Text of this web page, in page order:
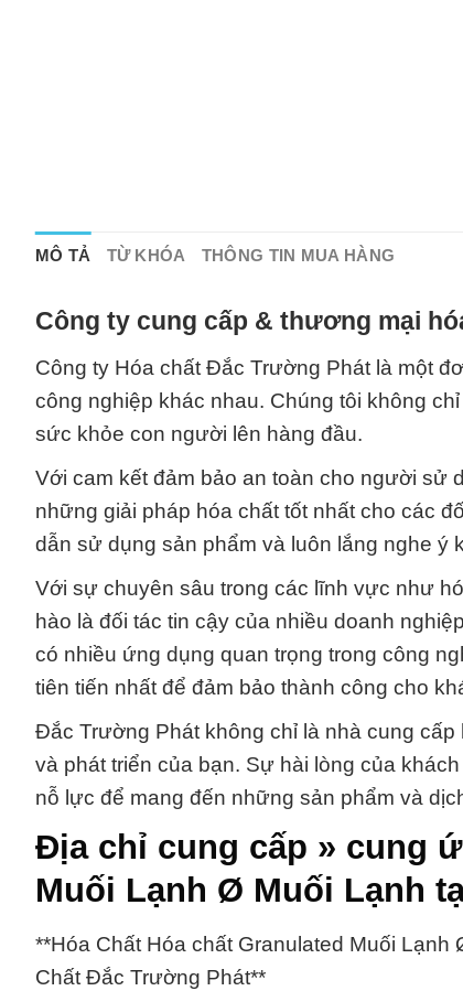
MÔ TẢ TỪ KHÓA THÔNG TIN MUA HÀNG
Công ty cung cấp & thương mại
Công ty Hóa chất Đắc Trường Phát là một
công nghiệp khác nhau. Chúng tôi không
sức khỏe con người lên hàng đầu.
Với cam kết đảm bảo an toàn cho người sử
những giải pháp hóa chất tốt nhất cho các
dẫn sử dụng sản phẩm và luôn lắng nghe ý
Với sự chuyên sâu trong các lĩnh vực như
hào là đối tác tin cậy của nhiều doanh
có nhiều ứng dụng quan trọng trong công
tiên tiến nhất để đảm bảo thành công cho
Đắc Trường Phát không chỉ là nhà cung
và phát triển của bạn. Sự hài lòng của
nỗ lực để mang đến những sản phẩm và
Địa chỉ cung cấp » cung
Muối Lạnh Ø Muối Lạnh
**Hóa Chất Hóa chất Granulated Muối
Chất Đắc Trường Phát**